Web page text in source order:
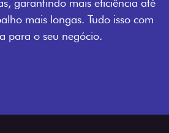
garantindo mais eficiência até
mais longas. Tudo isso com
para o seu negócio.